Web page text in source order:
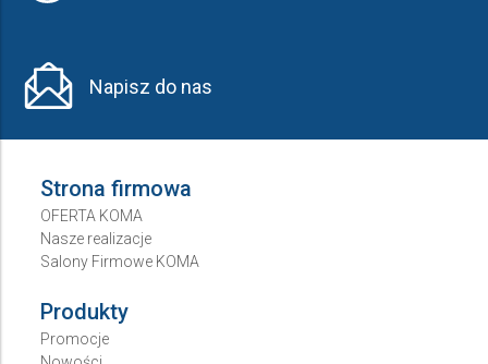
Napisz do nas
Strona firmowa
OFERTA KOMA
Nasze realizacje
Salony Firmowe KOMA
Produkty
Promocje